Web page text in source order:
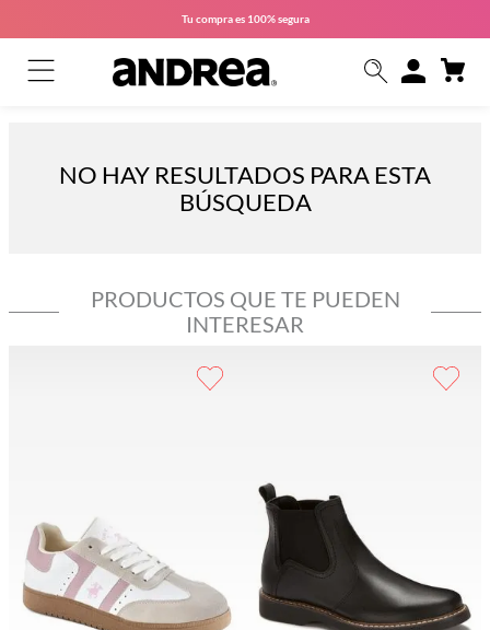
Tu compra es 100% segura
NO HAY RESULTADOS PARA ESTA
BÚSQUEDA
PRODUCTOS QUE TE PUEDEN
INTERESAR